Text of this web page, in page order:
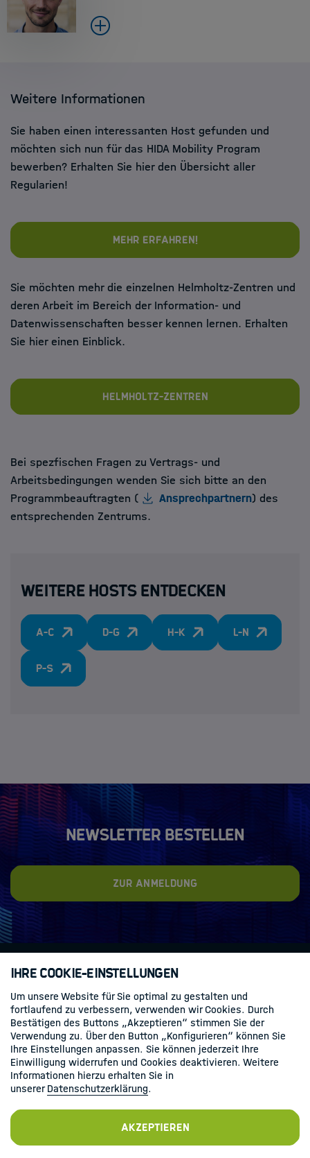
Weitere Informationen
Sie haben einen interessanten Host gefunden und
möchten sich nun für das HIDA Mobility Program
bewerben? Erhalten Sie hier den Übersicht aller
Regularien!
Mehr erfahren!
Sie möchten mehr die einzelnen Helmholtz-Zentren und
deren Arbeit im Bereich der Information- und
Datenwissenschaften besser kennen lernen. Erhalten
Sie hier einen Einblick.
Helmholtz-Zentren
Bei spezfischen Fragen zu Vertrags- und
Arbeitsbedingungen wenden Sie sich bitte an den
Programmbeauftragten (
Ansprechpartnern) des
entsprechenden Zentrums.
Weitere Hosts entdecken
A-C D-G H-K L-N
P-S
Newsletter bestellen
Zur Anmeldung
Folgen Sie uns
Linkedin
Ihre Cookie-Einstellungen
Um unsere Website für Sie optimal zu gestalten und
fortlaufend zu verbessern, verwenden wir Cookies. Durch
Bestätigen des Buttons „Akzeptieren“ stimmen Sie der
Verwendung zu. Über den Button „Konfigurieren“ können Sie
Ihre Einstellungen anpassen. Sie können jederzeit Ihre
Einwilligung widerrufen und Cookies deaktivieren. Weitere
Informationen hierzu erhalten Sie in
unsererDatenschutzerklärung.
Akzeptieren